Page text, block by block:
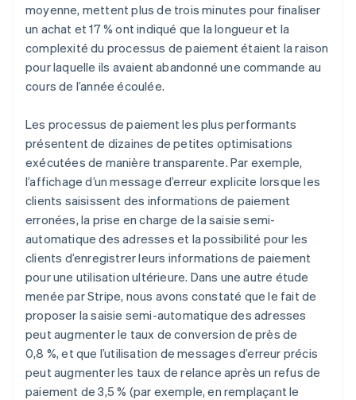
moyenne, mettent plus de trois minutes pour finaliser
un achat et 17 % ont indiqué que la longueur et la
complexité du processus de paiement étaient la raison
pour laquelle ils avaient abandonné une commande au
cours de l’année écoulée.
Les processus de paiement les plus performants
présentent de dizaines de petites optimisations
exécutées de manière transparente. Par exemple,
l’affichage d’un message d’erreur explicite lorsque les
clients saisissent des informations de paiement
erronées, la prise en charge de la saisie semi-
automatique des adresses et la possibilité pour les
clients d’enregistrer leurs informations de paiement
pour une utilisation ultérieure. Dans une autre étude
menée par Stripe, nous avons constaté que le fait de
proposer la saisie semi-automatique des adresses
peut augmenter le taux de conversion de près de
0,8 %, et que l’utilisation de messages d’erreur précis
peut augmenter les taux de relance après un refus de
paiement de 3,5 % (par exemple, en remplaçant le